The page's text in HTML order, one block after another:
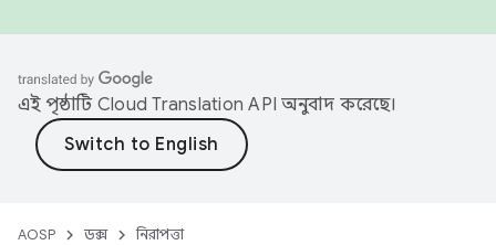
এই পৃষ্ঠাটি Cloud Translation API অনুবাদ করেছে।
AOSP ডক্স নিরাপত্তা